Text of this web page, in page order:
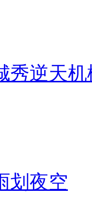
秀逆天机
划夜空